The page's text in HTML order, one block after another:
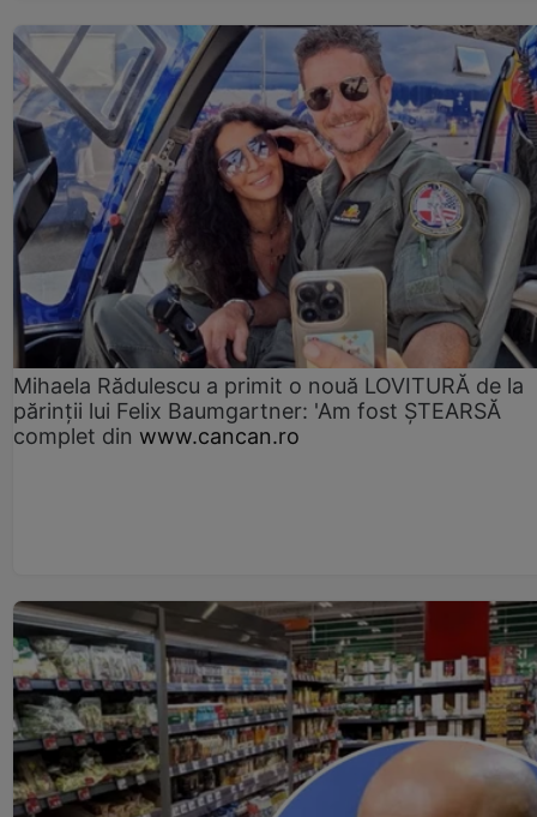
Mihaela Rădulescu a primit o nouă LOVITURĂ de la
părinții lui Felix Baumgartner: 'Am fost ȘTEARSĂ
complet din www.cancan.ro